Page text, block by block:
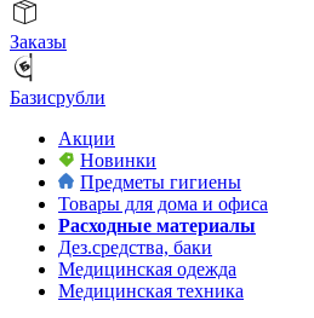
Заказы
Базисрубли
Акции
Новинки
Предметы гигиены
Товары для дома и офиса
Расходные материалы
Дез.средства, баки
Медицинская одежда
Медицинская техника